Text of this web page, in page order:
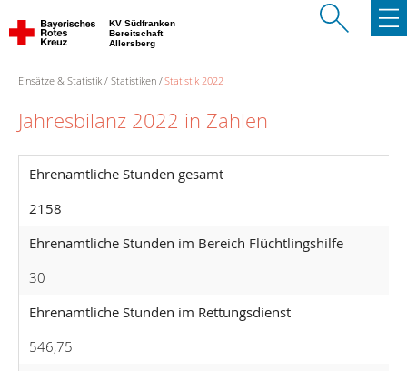
KV Südfranken
Bereitschaft
Allersberg
Einsätze & Statistik Statistiken Statistik 2022
Jahresbilanz 2022 in Zahlen
Ehrenamtliche Stunden gesamt
2158
Ehrenamtliche Stunden im Bereich Flüchtlingshilfe
30
Ehrenamtliche Stunden im Rettungsdienst
546,75